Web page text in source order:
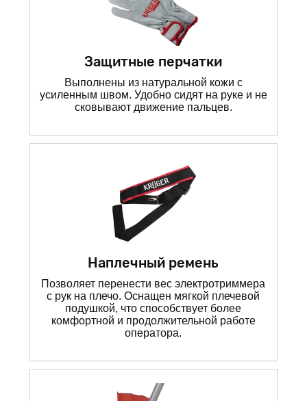
Защитные перчатки
Выполнены из натуральной кожи с
усиленным швом. Удобно сидят на руке и не
сковывают движение пальцев.
Наплечный ремень
Позволяет перенести вес электротриммера
с рук на плечо. Оснащен мягкой плечевой
подушкой, что способствует более
комфортной и продолжительной работе
оператора.